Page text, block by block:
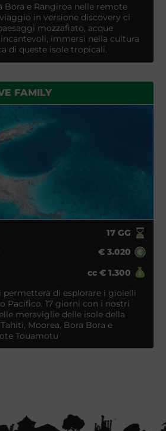
Bora e Rangiroa nelle remote
in versione discovery ci
mozzafiato, acque
immersi nella cultura
di queste isole tropicali.
FAMILY
17GG
€ 3.020
cc € 1.300
permetterà di esplorare i gioielli
Pacifico. 17 giorni con i nostri
meraviglie delle isole della
Moorea, Bora Bora e
Touamotu